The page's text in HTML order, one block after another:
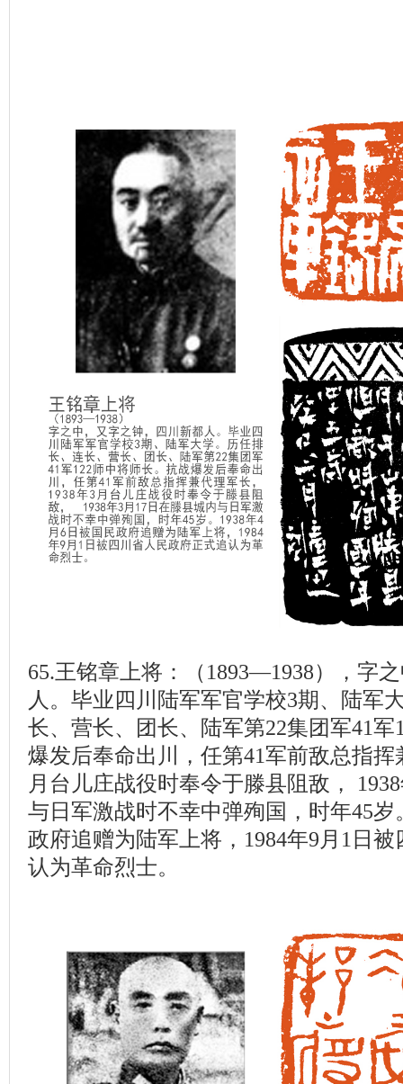
65.王铭章上将：（1893—1938），字
人。毕业四川陆军军官学校3期、陆军
长、营长、团长、陆军第22集团军41
爆发后奉命出川，任第41军前敌总指挥
月台儿庄战役时奉令于滕县阻敌，
与日军激战时不幸中弹殉国，时年45岁
政府追赠为陆军上将，1984年9月1日
认为革命烈士。